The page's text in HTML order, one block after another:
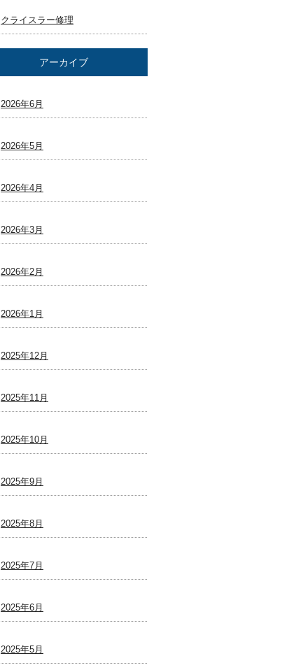
クライスラー修理
アーカイブ
2026年6月
2026年5月
2026年4月
2026年3月
2026年2月
2026年1月
2025年12月
2025年11月
2025年10月
2025年9月
2025年8月
2025年7月
2025年6月
2025年5月